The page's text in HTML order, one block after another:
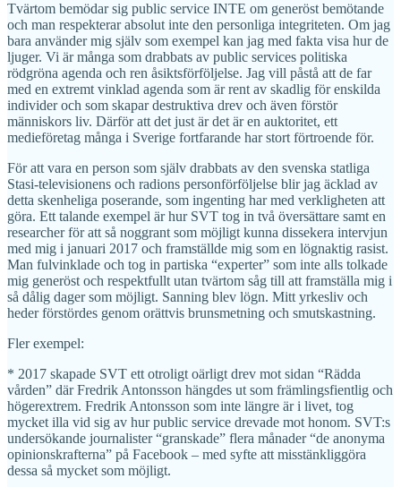
Tvärtom bemödar sig public service INTE om generöst bemötande
och man respekterar absolut inte den personliga integriteten. Om jag
bara använder mig själv som exempel kan jag med fakta visa hur de
ljuger. Vi är många som drabbats av public services politiska
rödgröna agenda och ren åsiktsförföljelse. Jag vill påstå att de far
med en extremt vinklad agenda som är rent av skadlig för enskilda
individer och som skapar destruktiva drev och även förstör
människors liv. Därför att det just är det är en auktoritet, ett
medieföretag många i Sverige fortfarande har stort förtroende för.
För att vara en person som själv drabbats av den svenska statliga
Stasi-televisionens och radions personförföljelse blir jag äcklad av
detta skenheliga poserande, som ingenting har med verkligheten att
göra. Ett talande exempel är hur SVT tog in två översättare samt en
researcher för att så noggrant som möjligt kunna dissekera intervjun
med mig i januari 2017 och framställde mig som en lögnaktig rasist.
Man fulvinklade och tog in partiska “experter” som inte alls tolkade
mig generöst och respektfullt utan tvärtom såg till att framställa mig i
så dålig dager som möjligt. Sanning blev lögn. Mitt yrkesliv och
heder förstördes genom orättvis brunsmetning och smutskastning.
Fler exempel:
* 2017 skapade SVT ett otroligt oärligt drev mot sidan “Rädda
vården” där Fredrik Antonsson hängdes ut som främlingsfientlig och
högerextrem. Fredrik Antonsson som inte längre är i livet, tog
mycket illa vid sig av hur public service drevade mot honom. SVT:s
undersökande journalister “granskade” flera månader “de anonyma
opinionskrafterna” på Facebook – med syfte att misstänkliggöra
dessa så mycket som möjligt.